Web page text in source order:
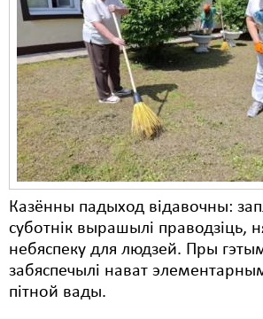
Казённы падыход відавoчны:
суботнік вырашылі праводзіць,
небяспеку для людзей. Пры
забяспечылі нават
пітной вады.